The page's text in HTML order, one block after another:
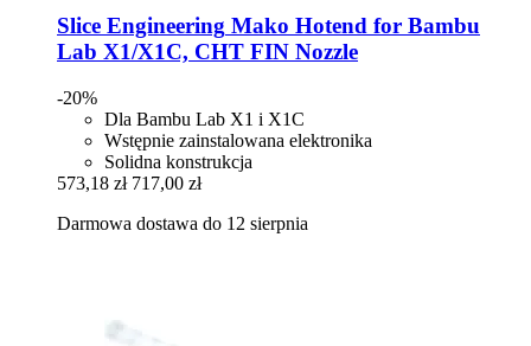
Slice Engineering Mako Hotend for Bambu
Lab X1/X1C, CHT FIN Nozzle
-20%
Dla Bambu Lab X1 i X1C
Wstępnie zainstalowana elektronika
Solidna konstrukcja
573,18 zł 717,00 zł
Darmowa dostawa do 12 sierpnia